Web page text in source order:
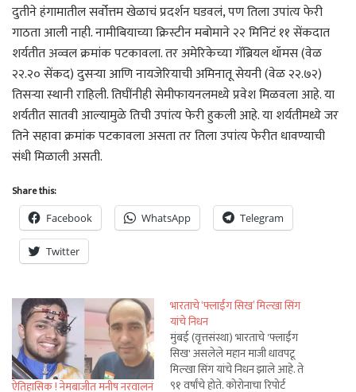
दुतीने हंगामातील सर्वोत्तम खेळाचं प्रदर्शन घडवलं, पण तिला उपांत्य फेरी
गाठता आली नाही. नामीबियाच्या क्रिस्टीन मबोमाने २२ मिनिटं ११ सेंकदात
शर्यतीत अव्वल क्रमांक पटकावला. तर अमेरिकेच्या गॅब्रियल थॉमस (वेळ
२२.२० सेंकद) दुसऱ्या आणि नायजेरियाची अमिनातू सेयनी (वेळ २२.७२)
तिसऱ्या स्थानी राहिली. तिघींनीही सेमीफायनलमध्ये प्रवेश मिळवला आहे. या
शर्यतीत सातवी आल्यामुळे तिची उपांत्य फेरी हुकली आहे. या शर्यतीमध्ये जर
तिने सहावा क्रमांक पटकावला असता तर तिला उपांत्य फेरीत धावण्याची
संधी मिळाली असती.
Share this:
Facebook WhatsApp Telegram
Twitter
ऐतिहासिक ! नेमबाजीत मनीष नरवालनं
भारताचे ‘फ्लाईंग सिख’ मिल्खा सिंग
यांचे निधन
मुंबई (वृत्तसंस्था) भारताचे 'फ्लाईंग
सिख' असलेले महान माजी धावपटू
मिल्खा सिंग यांचे निधन झाले आहे. ते
९१ वर्षांचे होते. कोरोनाचा रिपोर्ट